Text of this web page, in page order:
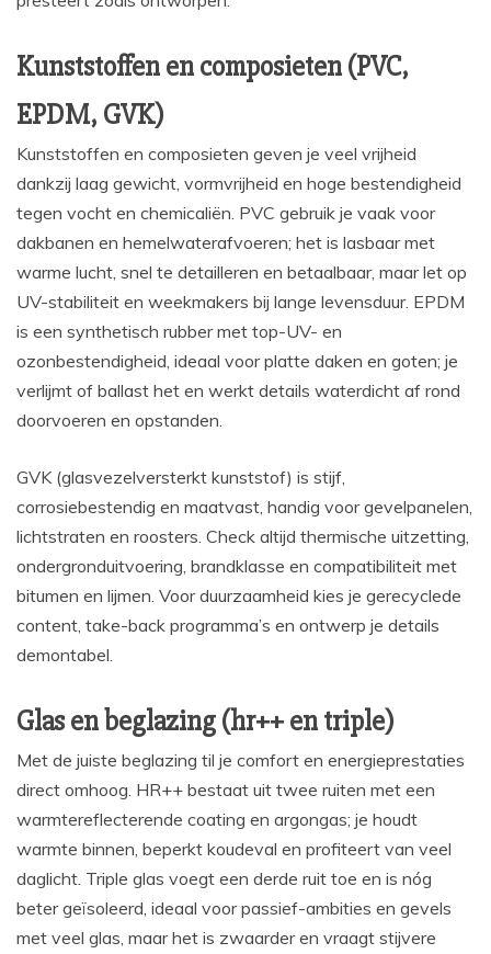
Kunststoffen en composieten (PVC,
EPDM, GVK)
Kunststoffen en composieten geven je veel vrijheid
dankzij laag gewicht, vormvrijheid en hoge bestendigheid
tegen vocht en chemicaliën. PVC gebruik je vaak voor
dakbanen en hemelwaterafvoeren; het is lasbaar met
warme lucht, snel te detailleren en betaalbaar, maar let op
UV-stabiliteit en weekmakers bij lange levensduur. EPDM
is een synthetisch rubber met top-UV- en
ozonbestendigheid, ideaal voor platte daken en goten; je
verlijmt of ballast het en werkt details waterdicht af rond
doorvoeren en opstanden.
GVK (glasvezelversterkt kunststof) is stijf,
corrosiebestendig en maatvast, handig voor gevelpanelen,
lichtstraten en roosters. Check altijd thermische uitzetting,
ondergronduitvoering, brandklasse en compatibiliteit met
bitumen en lijmen. Voor duurzaamheid kies je gerecyclede
content, take-back programma’s en ontwerp je details
demontabel.
Glas en beglazing (hr++ en triple)
Met de juiste beglazing til je comfort en energieprestaties
direct omhoog. HR++ bestaat uit twee ruiten met een
warmtereflecterende coating en argongas; je houdt
warmte binnen, beperkt koudeval en profiteert van veel
daglicht. Triple glas voegt een derde ruit toe en is nóg
beter geïsoleerd, ideaal voor passief-ambities en gevels
met veel glas, maar het is zwaarder en vraagt stijvere